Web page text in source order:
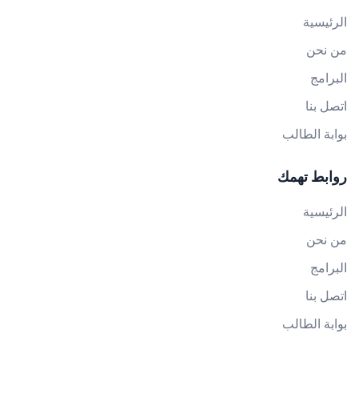
الرئيسية
من نحن
البرامج
اتصل بنا
بوابة الطالب
روابط تهمك
الرئيسية
من نحن
البرامج
اتصل بنا
بوابة الطالب